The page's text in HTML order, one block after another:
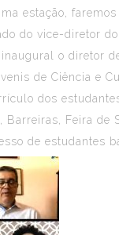
estação,
do vice-diretor
o diretor
de Ciência e
dos
Feira de
de estudantes